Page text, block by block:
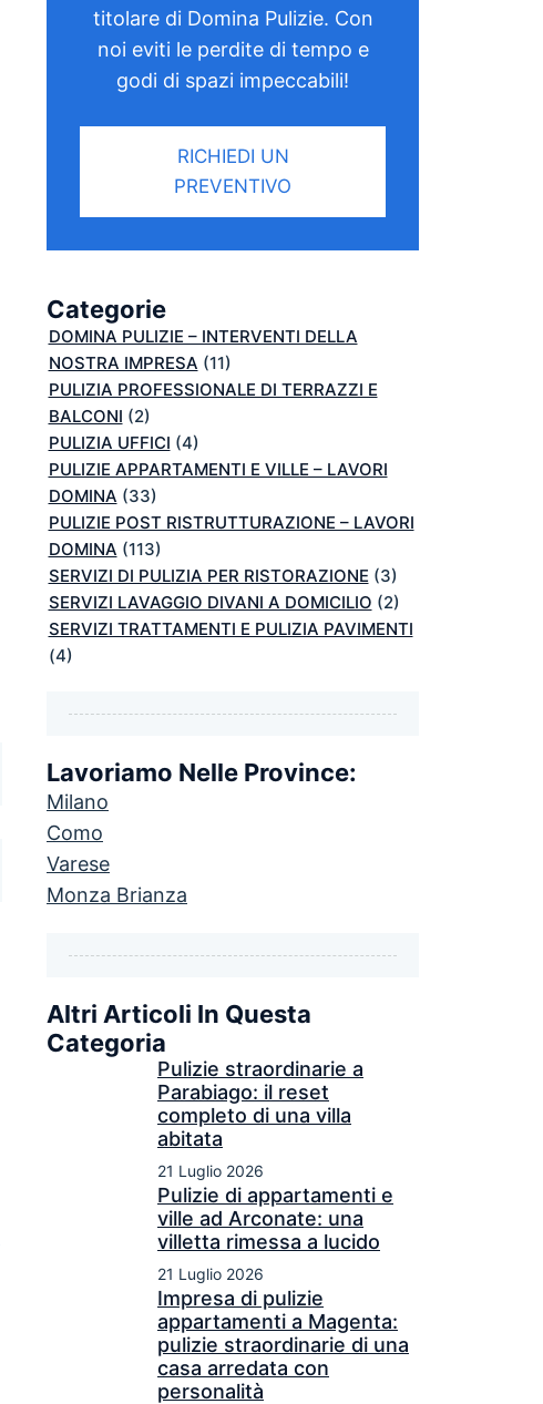
titolare di Domina Pulizie. Con
noi eviti le perdite di tempo e
godi di spazi impeccabili!
RICHIEDI UN
PREVENTIVO
Categorie
DOMINA PULIZIE – INTERVENTI DELLA
NOSTRA IMPRESA (11)
PULIZIA PROFESSIONALE DI TERRAZZI E
BALCONI (2)
PULIZIA UFFICI (4)
PULIZIE APPARTAMENTI E VILLE – LAVORI
DOMINA (33)
PULIZIE POST RISTRUTTURAZIONE – LAVORI
DOMINA (113)
SERVIZI DI PULIZIA PER RISTORAZIONE (3)
SERVIZI LAVAGGIO DIVANI A DOMICILIO (2)
SERVIZI TRATTAMENTI E PULIZIA PAVIMENTI
(4)
Lavoriamo Nelle Province:
Milano
Como
Varese
Monza Brianza
Altri Articoli In Questa
Categoria
Pulizie straordinarie a
Parabiago: il reset
completo di una villa
abitata
21 Luglio 2026
Pulizie di appartamenti e
ville ad Arconate: una
villetta rimessa a lucido
21 Luglio 2026
Impresa di pulizie
appartamenti a Magenta:
pulizie straordinarie di una
casa arredata con
personalità